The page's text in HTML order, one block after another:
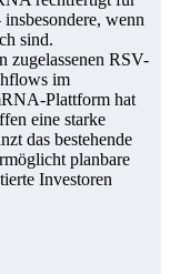
wenn
sind.
zugelassenen RSV-
im
Plattform hat
eine starke
das bestehende
planbare
Investoren